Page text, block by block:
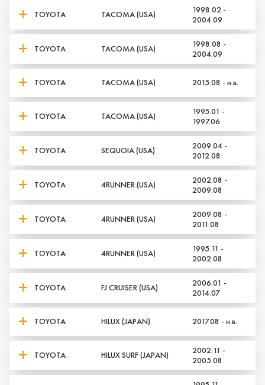
TOYOTA TACOMA (USA)
1998.02 -
2004.09
TOYOTA TACOMA (USA)
1998.08 -
2004.09
TOYOTA TACOMA (USA) 2015.08 - н.в.
TOYOTA TACOMA (USA)
1995.01 -
1997.06
TOYOTA SEQUOIA (USA)
2009.04 -
2012.08
TOYOTA 4RUNNER (USA)
2002.08 -
2009.08
TOYOTA 4RUNNER (USA)
2009.08 -
2011.08
TOYOTA 4RUNNER (USA)
1995.11 -
2002.08
TOYOTA FJ CRUISER (USA)
2006.01 -
2014.07
TOYOTA HILUX (JAPAN) 2017.08 - н.в.
TOYOTA HILUX SURF (JAPAN)
2002.11 -
2005.08